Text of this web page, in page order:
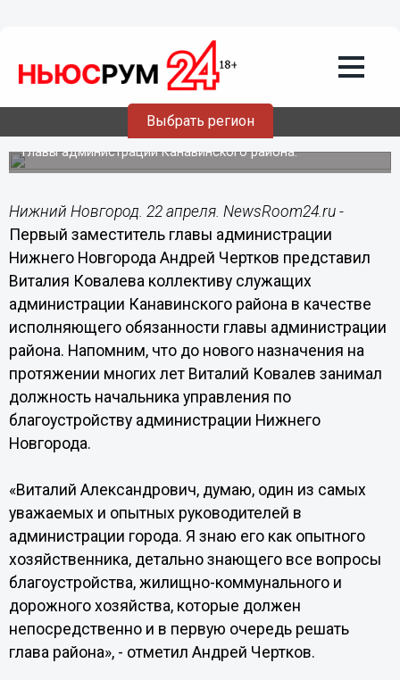
Выбрать регион
хозяйственник, хорошо знающий
вопросы благоустройства города, -
Андрей Чертков представил коллективу Виталия
Ковалева в должности исполняющего обязанности
главы администрации Канавинского района.
Нижний Новгород. 22 апреля. NewsRoom24.ru -
Первый заместитель главы администрации
Нижнего Новгорода Андрей Чертков представил
Виталия Ковалева коллективу служащих
администрации Канавинского района в качестве
исполняющего обязанности главы администрации
района. Напомним, что до нового назначения на
протяжении многих лет Виталий Ковалев занимал
должность начальника управления по
благоустройству администрации Нижнего
Новгорода.
«Виталий Александрович, думаю, один из самых
уважаемых и опытных руководителей в
администрации города. Я знаю его как опытного
хозяйственника, детально знающего все вопросы
благоустройства, жилищно-коммунального и
дорожного хозяйства, которые должен
непосредственно и в первую очередь решать
глава района», - отметил Андрей Чертков.